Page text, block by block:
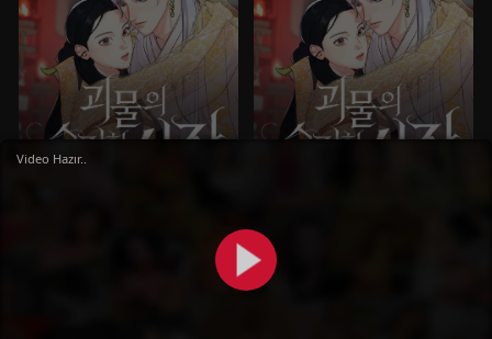
Pure Heart Of A Monster
Bölüm 7
Video Hazır..